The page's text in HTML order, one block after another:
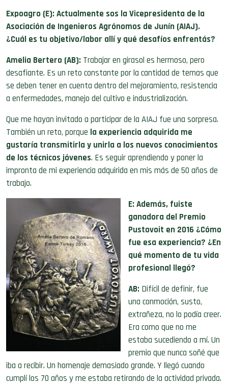
Expoagro (E): Actualmente sos la Vicepresidenta de la
Asociación de Ingenieros Agrónomos de Junín (AIAJ).
¿Cuál es tu objetivo/labor allí y qué desafíos enfrentás?
Amelia Bertero (AB): Trabajar en girasol es hermoso, pero
desafiante. Es un reto constante por la cantidad de temas que
se deben tener en cuenta dentro del mejoramiento, resistencia
a enfermedades, manejo del cultivo e industrialización.
Que me hayan invitado a participar de la AIAJ fue una sorpresa.
También un reto, porque la experiencia adquirida me
gustaría transmitirla y unirla a los nuevos conocimientos
de los técnicos jóvenes. Es seguir aprendiendo y poner la
impronta de mi experiencia adquirida en mis más de 50 años de
trabajo.
E: Además, fuiste
ganadora del Premio
Pustovoit en 2016 ¿Cómo
fue esa experiencia? ¿En
qué momento de tu vida
profesional llegó?
AB: Difícil de definir, fue
una conmoción, susto,
extrañeza, no lo podía creer.
Era como que no me
estaba sucediendo a mí. Un
premio que nunca soñé que
iba a recibir. Un homenaje demasiado grande. Y llegó cuando
cumplí los 70 años y me estaba retirando de la actividad privada.